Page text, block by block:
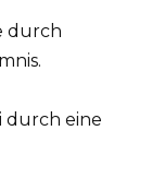
durch
durch eine